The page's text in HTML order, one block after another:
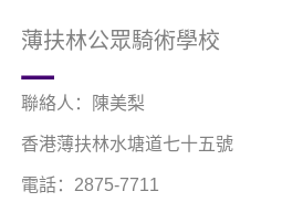
薄扶林公眾騎術學校
聯絡人：陳美梨
香港薄扶林水塘道七十五號
電話：2875-7711